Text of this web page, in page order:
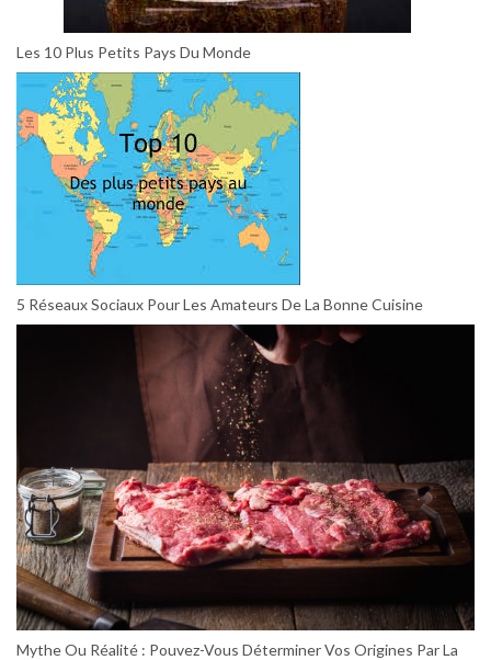
Les 10 Plus Petits Pays Du Monde
5 Réseaux Sociaux Pour Les Amateurs De La Bonne Cuisine
Mythe Ou Réalité : Pouvez-Vous Déterminer Vos Origines Par La